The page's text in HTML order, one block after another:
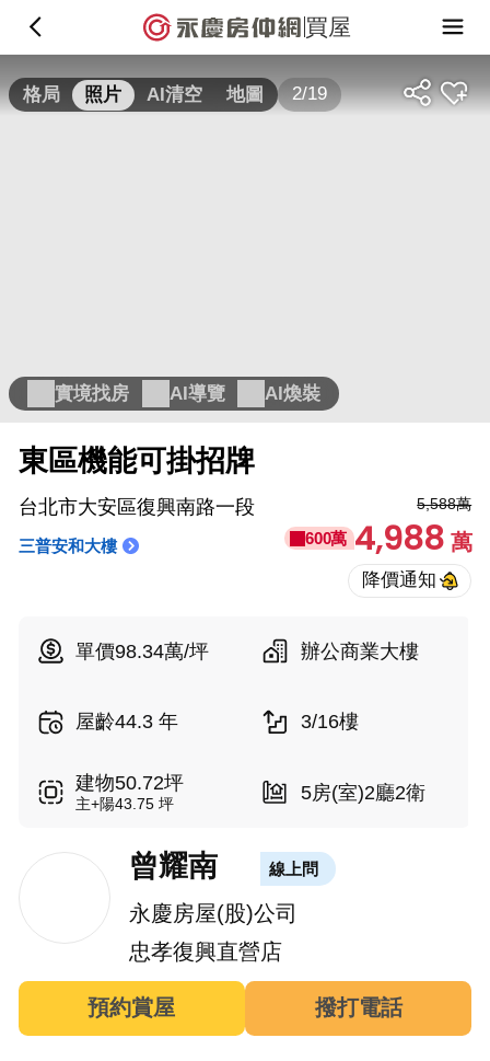
買屋
格局 照片 AI清空 地圖 2/19
實境找房 AI導覽 AI煥裝
東區機能可掛招牌
台北市大安區復興南路一段
三普安和大樓
5,588萬
600萬 4,988萬
單價98.34萬/坪 辦公商業大樓
屋齡44.3 年 3/16樓
建物50.72坪
主+陽43.75 坪 5房(室)2廳2衛
曾耀南 線上問
永慶房屋(股)公司
忠孝復興直營店
預約賞屋 撥打電話